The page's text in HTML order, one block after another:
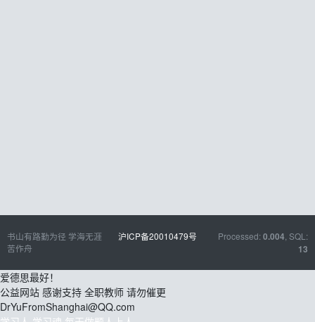
书山有路勤为径 学海无涯
苦作舟
沪ICP备20010479号 Processed: 0.004 , SQL:
13
爱德思最好！
公益网站 感谢支持 全职教师 请勿催更
DrYuFromShanghai@QQ.com